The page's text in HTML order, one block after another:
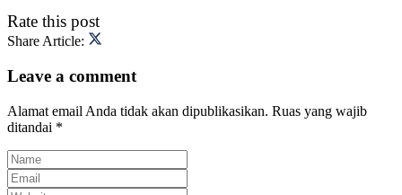
Rate this post
Share Article:
Leave a comment
Alamat email Anda tidak akan dipublikasikan. Ruas yang wajib
ditandai *